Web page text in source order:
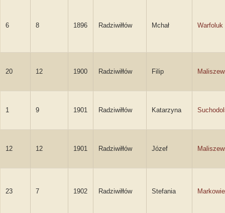
6 8 1896 Radziwiłłów Mchał Warfoluk
20 12 1900 Radziwiłłów Filip
1 9 1901 Radziwiłłów Katarzyna
12 12 1901 Radziwiłłów Józef
23 7 1902 Radziwiłłów Stefania